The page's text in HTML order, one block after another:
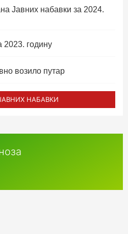
Јавних набавки за 2024.
2023. годину
возило путар
НАБАВКИ